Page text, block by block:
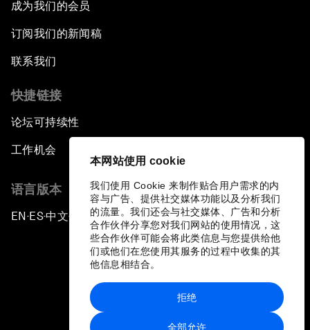
本网站使用 cookie
我们使用 Cookie 来制作贴合用户需求的内
容与广告、提供社交媒体功能以及分析我们
的流量。我们还会与社交媒体、广告和分析
合作伙伴分享您对我们网站的使用情况，这
些合作伙伴可能会将此类信息与您提供给他
们或他们在您使用其服务的过程中收集的其
他信息相结合。
全部允许
拒绝
成为我们的会员
订阅我们的新闻稿
联系我们
快捷链接
论坛可持续性
工作机会
语言版本
EN ▪ES▪中文▪ 日本語